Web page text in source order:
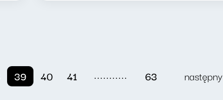
39 40 41 ........... 63 następny